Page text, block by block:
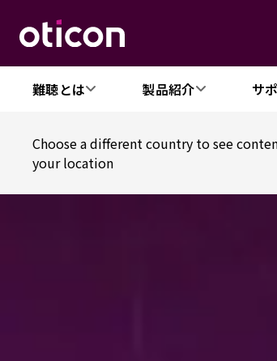
難聴とは 製品紹介 サ
Choose a different country to see
your location